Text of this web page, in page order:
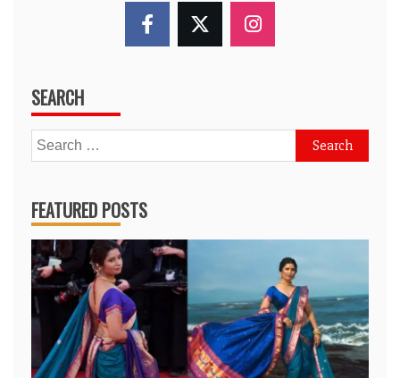
SEARCH
Search
for:
FEATURED POSTS